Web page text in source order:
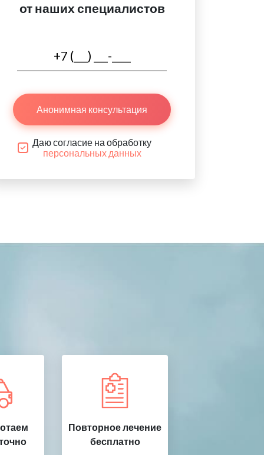
от наших специалистов
Анонимная консультация
Даю согласие на обработку
персональных данных
Повторное лечение
бесплатно